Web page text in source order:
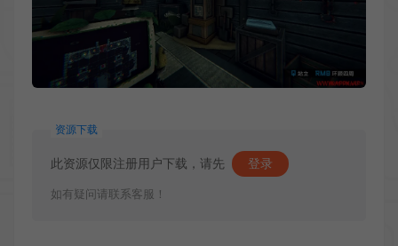
资源下载
此资源仅限注册用户下载，请先 登录
如有疑问请联系客服！